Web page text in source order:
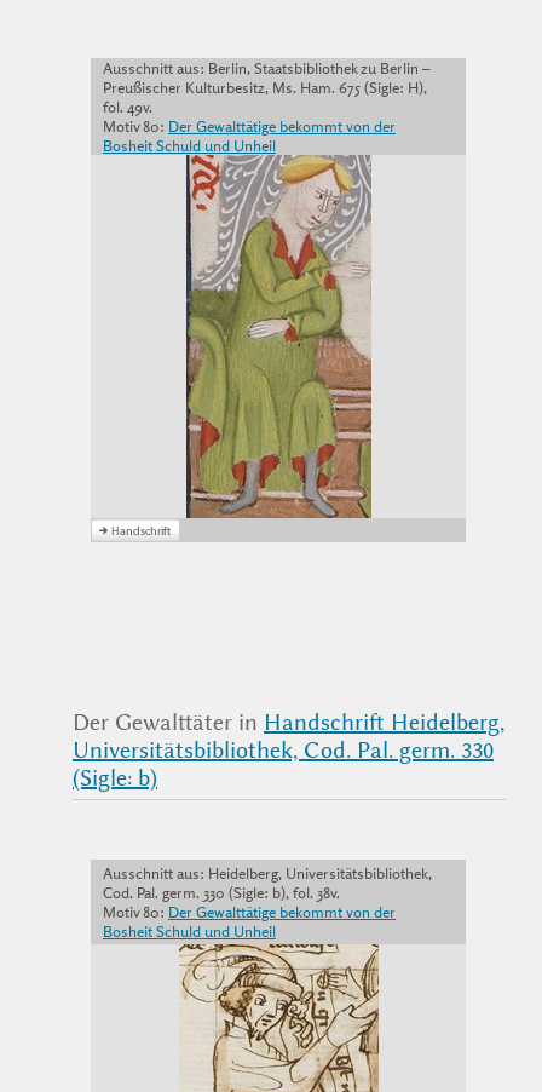
Ausschnitt aus: Berlin, Staatsbibliothek zu Berlin –
Preußischer Kulturbesitz, Ms. Ham. 675 (Sigle: H),
fol. 49v.
Motiv 80: Der Gewalttätige bekommt von der
Bosheit Schuld und Unheil
Der Gewalttäter in Handschrift Heidelberg,
Universitätsbibliothek, Cod. Pal. germ. 330
(Sigle: b)
Ausschnitt aus: Heidelberg, Universitätsbibliothek,
Cod. Pal. germ. 330 (Sigle: b), fol. 38v.
Motiv 80: Der Gewalttätige bekommt von der
Bosheit Schuld und Unheil